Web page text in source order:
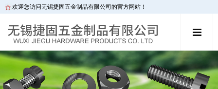
欢迎您访问无锡捷固五金制品有限公司的官方网站！